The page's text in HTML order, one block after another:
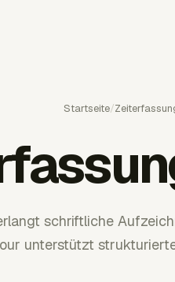
Startseite/
schriftliche
unterstützt